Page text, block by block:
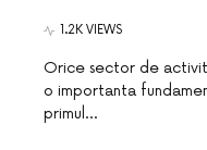
1.2K VIEWS
Orice sector de
o importanta
primul…